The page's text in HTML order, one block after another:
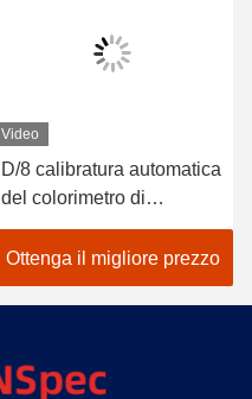
Video
D/8 calibratura automatica
del colorimetro di
precisione di delta E di
SCI LED Analizzatore di
colore della pittura
Ottenga il migliore prezzo